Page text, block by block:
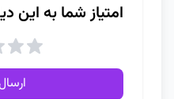
امتیاز شما به این